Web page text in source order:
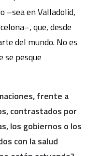
–sea en Valladolid,
que, desde
del mundo. No es
se pesque
frente a
contrastados por
los gobiernos o los
con la salud